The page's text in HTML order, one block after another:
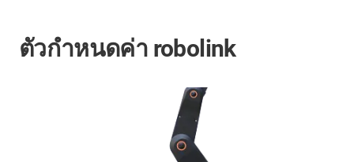
ตัวกำหนดค่า robolink